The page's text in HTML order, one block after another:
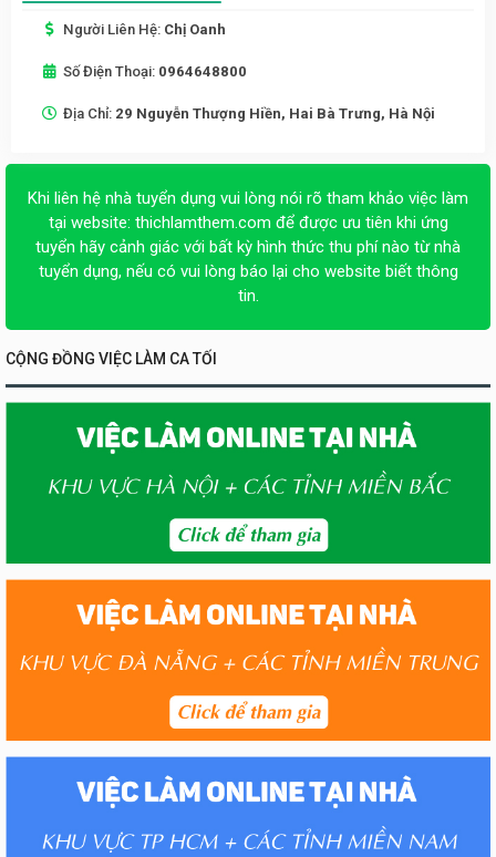
Người Liên Hệ: Chị Oanh
Số Điện Thoại: 0964648800
Địa Chỉ: 29 Nguyễn Thượng Hiền, Hai Bà Trưng, Hà Nội
Khi liên hệ nhà tuyển dụng vui lòng nói rõ tham khảo việc làm
tại website: thichlamthem.com để được ưu tiên khi ứng
tuyển hãy cảnh giác với bất kỳ hình thức thu phí nào từ nhà
tuyển dụng, nếu có vui lòng báo lại cho website biết thông
tin.
CỘNG ĐỒNG VIỆC LÀM CA TỐI